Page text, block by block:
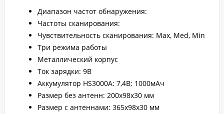
Диапазон частот обнаружения:
Частоты сканирования:
Чувствительность сканирования: Max, Med, Min
Три режима работы
Металлический корпус
Ток зарядки: 9В
Аккумулятор HS3000A: 7,4В; 1000мАч
Размер без антенн: 200х98х30 мм
Размер с антеннами: 365х98х30 мм